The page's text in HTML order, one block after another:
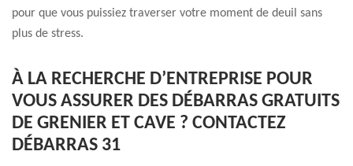
pour que vous puissiez traverser votre moment de deuil sans
plus de stress.
À LA RECHERCHE D’ENTREPRISE POUR
VOUS ASSURER DES DÉBARRAS GRATUITS
DE GRENIER ET CAVE ? CONTACTEZ
DÉBARRAS 31